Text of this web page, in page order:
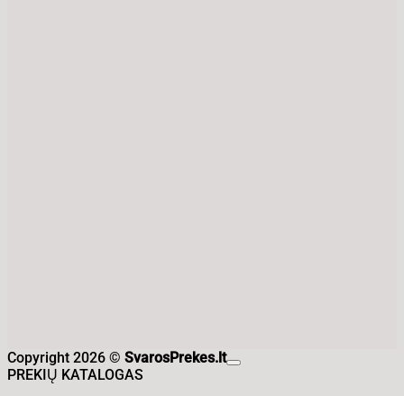
Copyright 2026 © SvarosPrekes.lt
PREKIŲ KATALOGAS